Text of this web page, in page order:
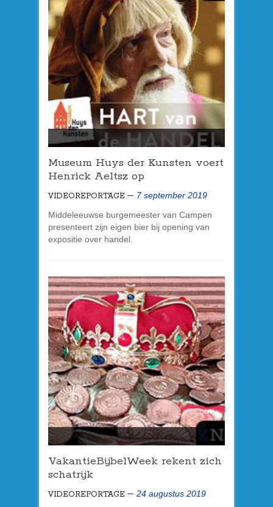
Museum Huys der Kunsten voert
Henrick Aeltsz op
VIDEOREPORTAGE
7 september 2019
Middeleeuwse burgemeester van Campen
presenteert zijn eigen bier bij opening van
expositie over handel.
VakantieBijbelWeek rekent zich
schatrijk
VIDEOREPORTAGE
24 augustus 2019